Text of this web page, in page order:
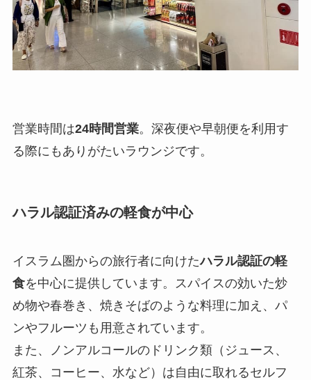
営業時間は24時間営業。深夜便や早朝便を利用す
る際にもありがたいラウンジです。
ハラル認証済みの軽食が中心
イスラム圏からの旅行者に向けたハラル認証の軽
食を中心に提供しています。スパイスの効いた炒
め物や春巻き、焼きそばのような料理に加え、パ
ンやフルーツも用意されています。
また、ノンアルコールのドリンク類（ジュース、
紅茶、コーヒー、水など）は自由に取れるセルフ